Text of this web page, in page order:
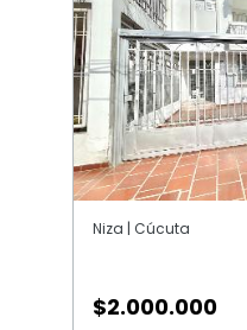
Niza | Cúcuta
$2.000.000